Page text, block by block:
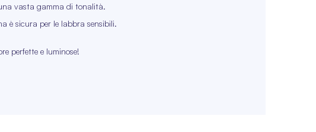
vasta gamma di tonalità.
è sicura per le labbra sensibili.
perfette e luminose!